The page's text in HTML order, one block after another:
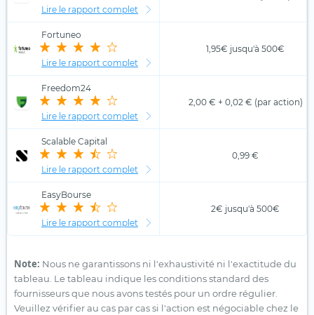
Lire le rapport complet
Fortuneo
Lire le rapport complet
1,95€ jusqu'à 500€
Freedom24
Lire le rapport complet
2,00 € + 0,02 € (par action)
Scalable Capital
Lire le rapport complet
0,99 €
EasyBourse
Lire le rapport complet
2€ jusqu'à 500€
Note: Nous ne garantissons ni l'exhaustivité ni l'exactitude du
tableau. Le tableau indique les conditions standard des
fournisseurs que nous avons testés pour un ordre régulier.
Veuillez vérifier au cas par cas si l'action est négociable chez le